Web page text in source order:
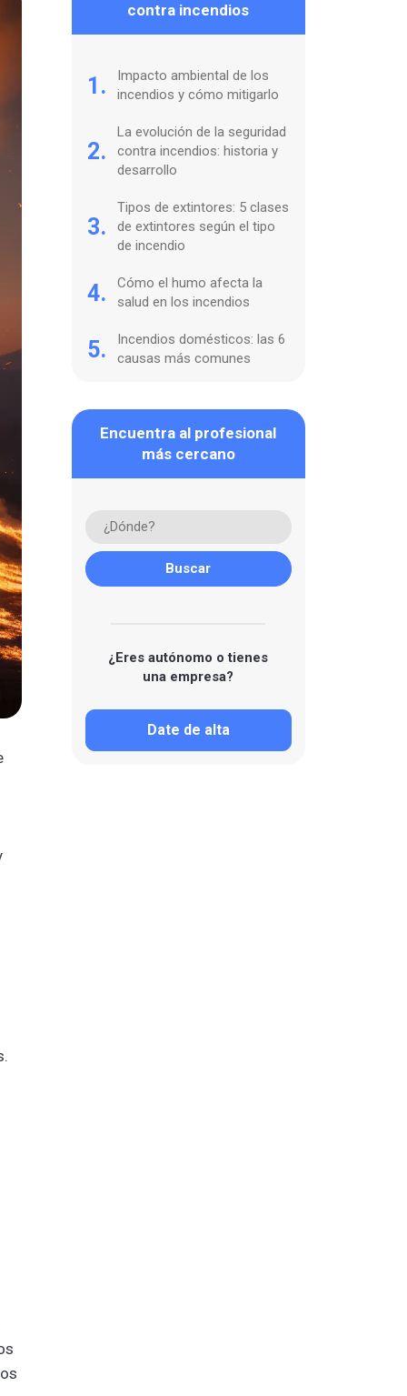
contra incendios
1.
Impacto ambiental de los
incendios y cómo mitigarlo
2.
La evolución de la seguridad
contra incendios: historia y
desarrollo
3.
Tipos de extintores: 5 clases
de extintores según el tipo
de incendio
4.
Cómo el humo afecta la
salud en los incendios
5.
Incendios domésticos: las 6
causas más comunes
Encuentra al profesional
más cercano
¿Eres autónomo o tienes
una empresa?
Date de alta